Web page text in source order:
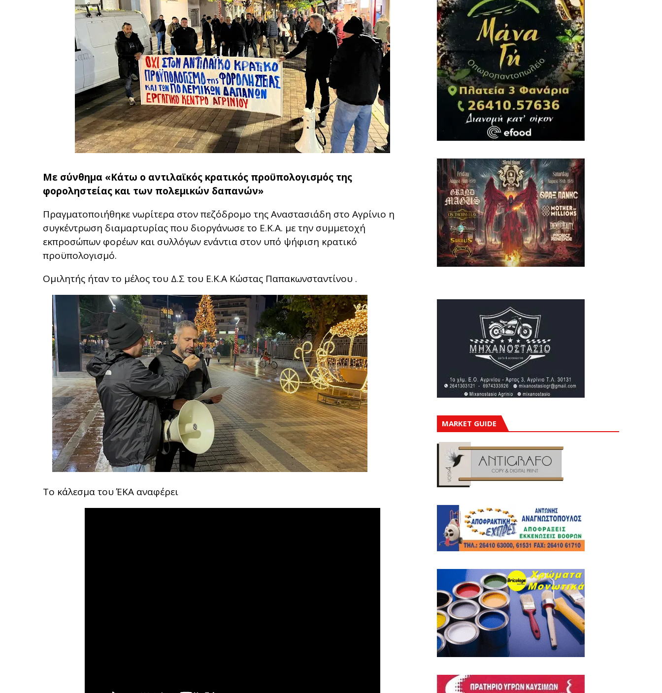
Με σύνθημα «Κάτω ο αντιλαϊκός κρατικός προϋπολογισμός της
φοροληστείας και των πολεμικών δαπανών»
Πραγματοποιήθηκε νωρίτερα στον πεζόδρομο της Αναστασιάδη στο Αγρίνιο η
συγκέντρωση διαμαρτυρίας που διοργάνωσε το Ε.Κ.Α. με την συμμετοχή
εκπροσώπων φορέων και συλλόγων ενάντια στον υπό ψήφιση κρατικό
προϋπολογισμό.
Ομιλητής ήταν το μέλος του Δ.Σ του Ε.Κ.Α Κώστας Παπακωνσταντίνου .
Το κάλεσμα του ΈΚΑ αναφέρει
MARKET GUIDE